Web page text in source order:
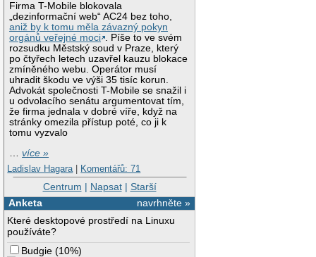
Firma T-Mobile blokovala
„dezinformační web“ AC24 bez toho,
aniž by k tomu měla závazný pokyn
orgánů veřejné moci . Píše to ve svém
rozsudku Městský soud v Praze, který
po čtyřech letech uzavřel kauzu blokace
zmíněného webu. Operátor musí
uhradit škodu ve výši 35 tisíc korun.
Advokát společnosti T-Mobile se snažil i
u odvolacího senátu argumentovat tím,
že firma jednala v dobré víře, když na
stránky omezila přístup poté, co ji k
tomu vyzvalo
…více »
Ladislav Hagara | Komentářů: 71
Centrum | Napsat| Starší
navrhněte »
Anketa
Které desktopové prostředí na Linuxu
používáte?
Budgie (10%)